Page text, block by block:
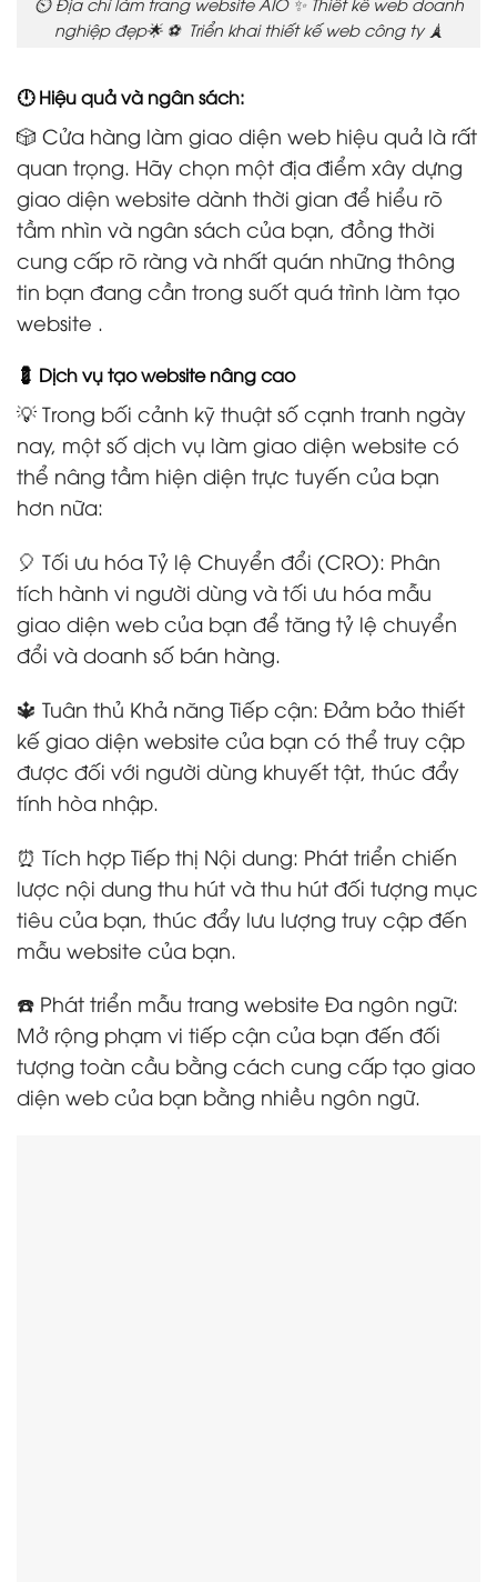
nghiệp đẹp🌟 ⚽ Triển khai thiết kế web công ty 🗼
🕛 Hiệu quả và ngân sách:
🎲 Cửa hàng làm giao diện web hiệu quả là rất
quan trọng. Hãy chọn một địa điểm xây dựng
giao diện website dành thời gian để hiểu rõ
tầm nhìn và ngân sách của bạn, đồng thời
cung cấp rõ ràng và nhất quán những thông
tin bạn đang cần trong suốt quá trình làm tạo
website .
💈 Dịch vụ tạo website nâng cao
💡 Trong bối cảnh kỹ thuật số cạnh tranh ngày
nay, một số dịch vụ làm giao diện website có
thể nâng tầm hiện diện trực tuyến của bạn
hơn nữa:
🎈 Tối ưu hóa Tỷ lệ Chuyển đổi (CRO): Phân
tích hành vi người dùng và tối ưu hóa mẫu
giao diện web của bạn để tăng tỷ lệ chuyển
đổi và doanh số bán hàng.
🔱 Tuân thủ Khả năng Tiếp cận: Đảm bảo thiết
kế giao diện website của bạn có thể truy cập
được đối với người dùng khuyết tật, thúc đẩy
tính hòa nhập.
⏰ Tích hợp Tiếp thị Nội dung: Phát triển chiến
lược nội dung thu hút và thu hút đối tượng mục
tiêu của bạn, thúc đẩy lưu lượng truy cập đến
mẫu website của bạn.
☎️ Phát triển mẫu trang website Đa ngôn ngữ:
Mở rộng phạm vi tiếp cận của bạn đến đối
tượng toàn cầu bằng cách cung cấp tạo giao
diện web của bạn bằng nhiều ngôn ngữ.